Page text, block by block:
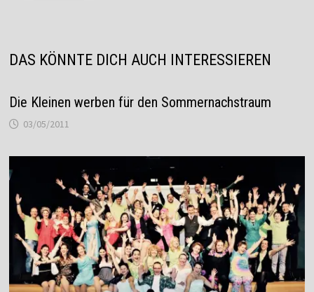
DAS KÖNNTE DICH AUCH INTERESSIEREN
Die Kleinen werben für den Sommernachstraum
03/05/2011